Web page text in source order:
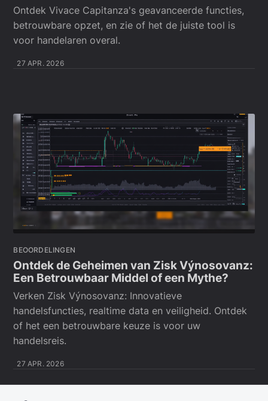
Ontdek Vivace Capitanza's geavanceerde functies,
betrouwbare opzet, en zie of het de juiste tool is
voor handelaren overal.
27 APR. 2026
BEOORDELINGEN
Ontdek de Geheimen van Zisk Výnosovanz:
Een Betrouwbaar Middel of een Mythe?
Verken Zisk Výnosovanz: Innovatieve
handelsfuncties, realtime data en veiligheid. Ontdek
of het een betrouwbare keuze is voor uw
handelsreis.
27 APR. 2026